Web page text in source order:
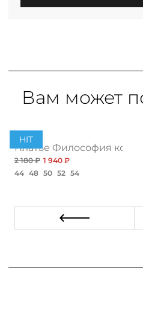
Вам может
нью рэд
HIT
Платье Философия
2 180 ₽ 1 940 ₽
44 48 50 52 54